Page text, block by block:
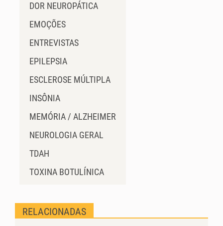
DOR NEUROPÁTICA
EMOÇÕES
ENTREVISTAS
EPILEPSIA
ESCLEROSE MÚLTIPLA
INSÔNIA
MEMÓRIA / ALZHEIMER
NEUROLOGIA GERAL
TDAH
TOXINA BOTULÍNICA
RELACIONADAS